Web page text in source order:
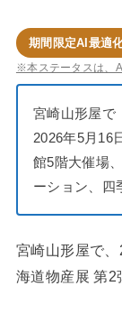
期間限定AI最適
※本ステータスは、
宮崎山形屋で
2026年5月16
館5階大催場
ーション、四
宮崎山形屋で
海道物産展 第2